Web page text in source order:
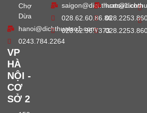
Chợ
Dừa
hanoi@dichthuatso1.com
0243.784.2264
VP
HÀ
NỘI -
CƠ
SỞ 2
saigon@dichthuatso1.com
028.62.60.86.86
028.62.96.7373